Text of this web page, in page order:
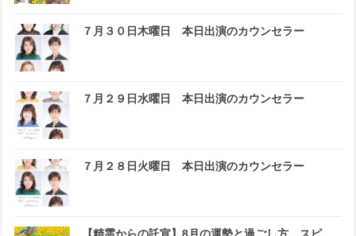
７月３０日木曜日 本日出演のカウンセラー
７月２９日水曜日 本日出演のカウンセラー
７月２８日火曜日 本日出演のカウンセラー